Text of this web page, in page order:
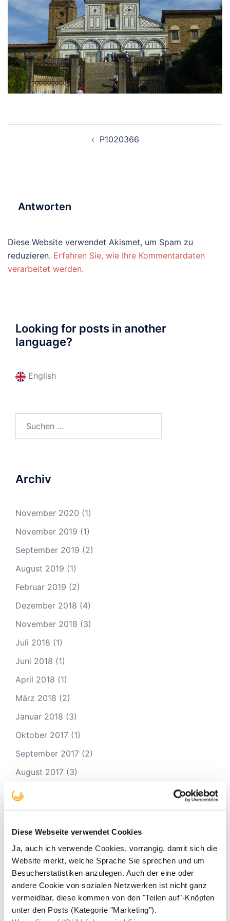
Diese Webseite verwendet Cookies
Ja, auch ich verwende Cookies, vorrangig, damit sich die
Website merkt, welche Sprache Sie sprechen und um
Besucherstatistiken anzulegen. Auch der eine oder
andere Cookie von sozialen Netzwerken ist nicht ganz
vermeidbar, diese kommen von den "Teilen auf"-Knöpfen
unter den Posts (Kategorie "Marketing").
P1020366
Antworten
Diese Website verwendet Akismet, um Spam zu
reduzieren. Erfahren Sie, wie Ihre Kommentardaten
verarbeitet werden.
Looking for posts in another
language?
English
Archiv
November 2020 (1)
November 2019 (1)
September 2019 (2)
August 2019 (1)
Februar 2019 (2)
Dezember 2018 (4)
November 2018 (3)
Juli 2018 (1)
Juni 2018 (1)
April 2018 (1)
März 2018 (2)
Januar 2018 (3)
Oktober 2017 (1)
September 2017 (2)
August 2017 (3)
Juli 2017
Mai 2017(4)
April 2017
(2)
März 2017 (3)
Februar 2017 (2)
Januar 2017(9)
Dezember 2016 (2)